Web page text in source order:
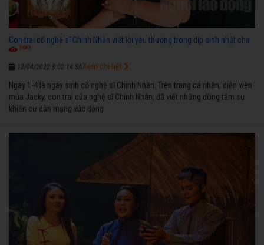
Con trai cố nghệ sĩ Chinh Nhân viết lời yêu thương trong dịp sinh nhật cha
3683
12/04/2022 8:02:14 SA
Ngày 1-4 là ngày sinh cố nghệ sĩ Chinh Nhân. Trên trang cá nhân, diễn viên
múa Jacky, con trai của nghệ sĩ Chinh Nhân, đã viết những dòng tâm sự
khiến cư dân mạng xúc động
Xem chi tiết